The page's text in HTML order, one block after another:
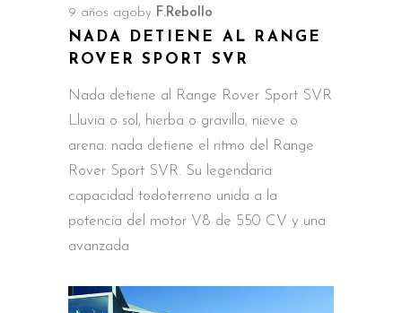
9 años ago by F.Rebollo
NADA DETIENE AL RANGE
ROVER SPORT SVR
Nada detiene al Range Rover Sport SVR
Lluvia o sol, hierba o gravilla, nieve o
arena: nada detiene el ritmo del Range
Rover Sport SVR. Su legendaria
capacidad todoterreno unida a la
potencia del motor V8 de 550 CV y una
avanzada